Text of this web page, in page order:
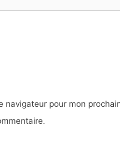
pour mon